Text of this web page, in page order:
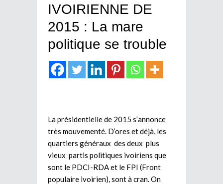
IVOIRIENNE DE
2015 : La mare
politique se trouble
La présidentielle de 2015 s’annonce
très mouvementé. D’ores et déjà, les
quartiers généraux des deux plus
vieux partis politiques ivoiriens que
sont le PDCI-RDA et le FPI (Front
populaire ivoirien), sont à cran. On